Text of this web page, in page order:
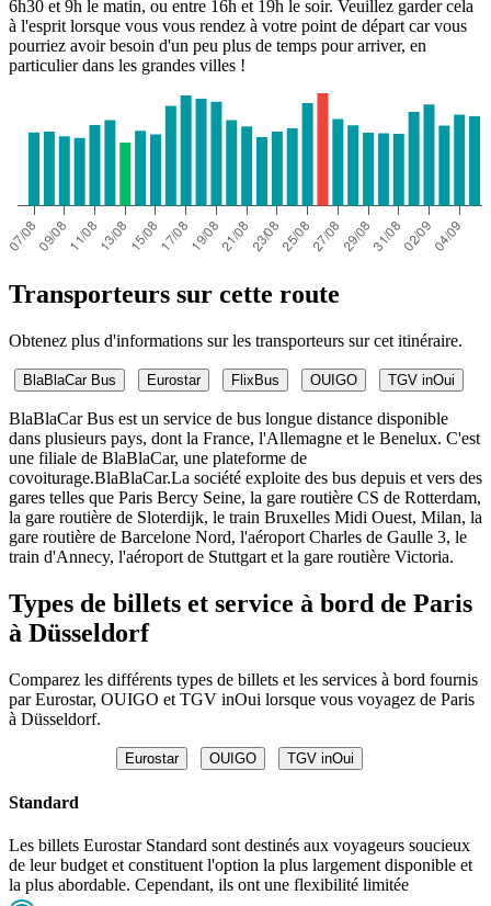
6h30 et 9h le matin, ou entre 16h et 19h le soir. Veuillez garder cela
à l'esprit lorsque vous vous rendez à votre point de départ car vous
pourriez avoir besoin d'un peu plus de temps pour arriver, en
particulier dans les grandes villes !
Transporteurs sur cette route
Obtenez plus d'informations sur les transporteurs sur cet itinéraire.
BlaBlaCar Bus Eurostar FlixBus OUIGO TGV inOui
BlaBlaCar Bus est un service de bus longue distance disponible
dans plusieurs pays, dont la France, l'Allemagne et le Benelux. C'est
une filiale de BlaBlaCar, une plateforme de
covoiturage.BlaBlaCar.La société exploite des bus depuis et vers des
gares telles que Paris Bercy Seine, la gare routière CS de Rotterdam,
la gare routière de Sloterdijk, le train Bruxelles Midi Ouest, Milan, la
gare routière de Barcelone Nord, l'aéroport Charles de Gaulle 3, le
train d'Annecy, l'aéroport de Stuttgart et la gare routière Victoria.
Types de billets et service à bord de Paris
à Düsseldorf
Comparez les différents types de billets et les services à bord fournis
par Eurostar, OUIGO et TGV inOui lorsque vous voyagez de Paris
à Düsseldorf.
Eurostar OUIGO TGV inOui
Standard
Les billets Eurostar Standard sont destinés aux voyageurs soucieux
de leur budget et constituent l'option la plus largement disponible et
la plus abordable. Cependant, ils ont une flexibilité limitée